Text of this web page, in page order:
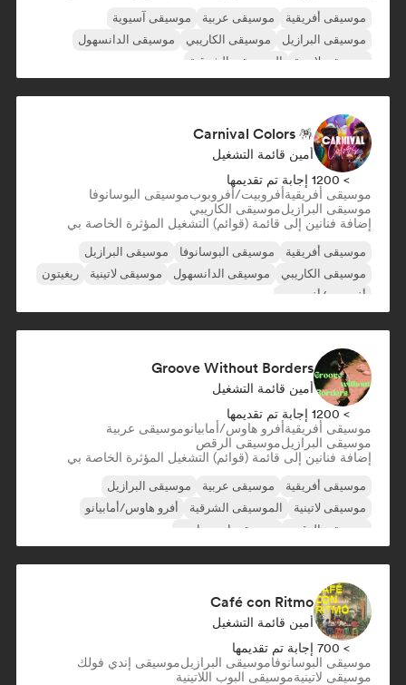
موسيقى أفريقية موسيقى عربية
موسيقى آسيوية
موسيقى البرازيل
موسيقى الكاريبي
موسيقى الدانسهول
موسيقى لاتينية
الموسيقى الشرقية
Carnival Colors 🪅
أمين قائمة التشغيل
> 1200 إجابة تم تقديمها
موسيقى أفريقيةأفروبيت/أفروبوبموسيقى البوسانوفا
موسيقى البرازيلموسيقى الكاريبي
إضافة فنانين إلى قائمة (قوائم) التشغيل المؤثرة الخاصة بي
موسيقى أفريقية موسيقى البوسانوفا
موسيقى البرازيل
موسيقى الكاريبي
موسيقى الدانسهول موسيقى لاتينية
ريغيتون
أفروبيت/أفروبوب
Groove Without Borders
أمين قائمة التشغيل
> 1200 إجابة تم تقديمها
موسيقى أفريقيةأفرو هاوس/أمابيانوموسيقى عربية
موسيقى البرازيلموسيقى الرقص
إضافة فنانين إلى قائمة (قوائم) التشغيل المؤثرة الخاصة بي
موسيقى أفريقية موسيقى عربية
موسيقى البرازيل
موسيقى لاتينية
الموسيقى الشرقية
أفرو هاوس/أمابيانو
موسيقى الرقص
موسيقى إندي دانس
Café con Ritmo
أمين قائمة التشغيل
> 700 إجابة تم تقديمها
موسيقى البوسانوفاموسيقى البرازيلموسيقى إندي فولك
موسيقى لاتينيةموسيقى البوب اللاتينية